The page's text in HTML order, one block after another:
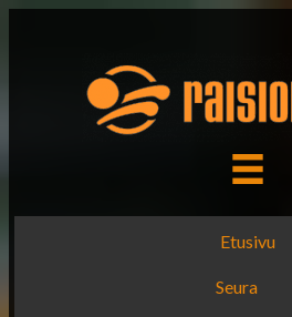
Etusivu
Seura